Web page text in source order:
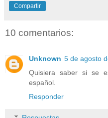
Compartir
10 comentarios:
Unknown 5 de agosto
Quisiera saber si se
español.
Responder